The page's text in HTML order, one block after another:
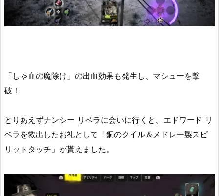
「しゃ血の魔除け」の出血効果も発生し、マシューを撃
破！
とりあえずナンシー リベラに会いに行くと、エドワード リ
ベラを救出したお礼として「銅のクイル＆メドレー製スピ
リットタッチ」が貰えました。